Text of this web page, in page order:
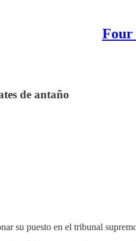
Four
de antaño
su puesto en el tribunal